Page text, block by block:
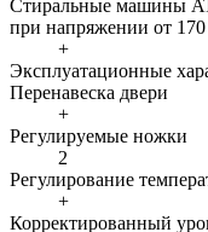
Стиральные машины
при напряжении от
+
Эксплуатационные
Перенавеска двери
+
Регулируемые ножки
2
Регулирование
+
Корректированный